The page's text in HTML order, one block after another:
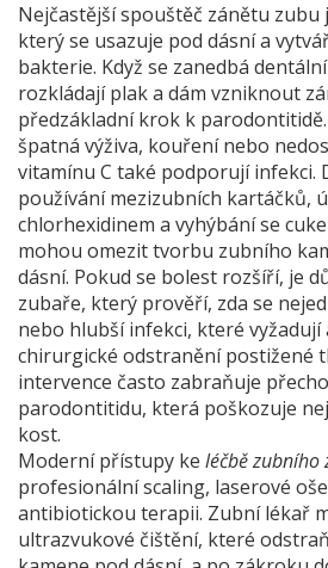
Nejčastější spouštěč zánětu zubu
který se usazuje pod dásní a
bakterie. Když se zanedbá
rozkládají plak a dám vzniknout
předzákladní krok k
špatná výživa, kouření nebo
vitamínu C také podporují infekci.
používání mezizubních kartáčků,
chlorhexidinem a vyhýbání se
mohou omezit tvorbu zubního
dásní. Pokud se bolest rozšíří, je
zubaře, který prověří, zda se
nebo hlubší infekci, které
chirurgické odstranění postižené
intervence často zabraňuje
parodontitidu, která poškozuje
kost.
Moderní přístupy ke léčbě zubního
profesionální scaling, laserové
antibiotickou terapii. Zubní lékař
ultrazvukové čištění, které